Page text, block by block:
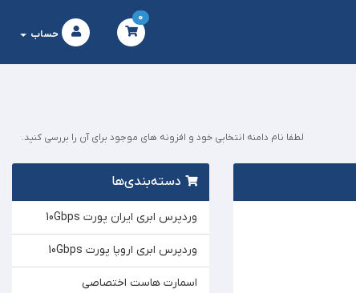
0
حساب
لطفا نام دامنه انتخابی خود و افزونه های موجود برای آن را بررسی کنید.
دسته‌بندی‌ها
وردپرس ابری ایران پورت 10Gbps
وردپرس ابری اروپا پورت 10Gbps
اسمارت هاست اختصاصی